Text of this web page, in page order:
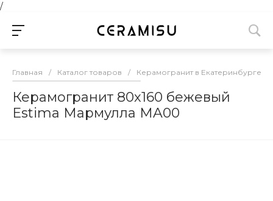
/
Главная / Каталог товаров / Керамогранит в Екатеринбурге
Керамогранит 80х160 бежевый
Estima Мармулла MA00